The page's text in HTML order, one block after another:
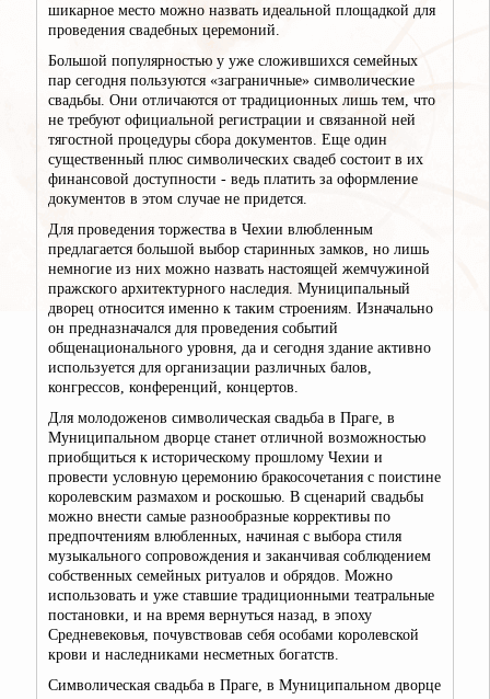
шикарное место можно назвать идеальной площадкой для
проведения свадебных церемоний.
Большой популярностью у уже сложившихся семейных
пар сегодня пользуются «заграничные» символические
свадьбы. Они отличаются от традиционных лишь тем, что
не требуют официальной регистрации и связанной ней
тягостной процедуры сбора документов. Еще один
существенный плюс символических свадеб состоит в их
финансовой доступности - ведь платить за оформление
документов в этом случае не придется.
Для проведения торжества в Чехии влюбленным
предлагается большой выбор старинных замков, но лишь
немногие из них можно назвать настоящей жемчужиной
пражского архитектурного наследия. Муниципальный
дворец относится именно к таким строениям. Изначально
он предназначался для проведения событий
общенационального уровня, да и сегодня здание активно
используется для организации различных балов,
конгрессов, конференций, концертов.
Для молодоженов символическая свадьба в Праге, в
Муниципальном дворце станет отличной возможностью
приобщиться к историческому прошлому Чехии и
провести условную церемонию бракосочетания с поистине
королевским размахом и роскошью. В сценарий свадьбы
можно внести самые разнообразные коррективы по
предпочтениям влюбленных, начиная с выбора стиля
музыкального сопровождения и заканчивая соблюдением
собственных семейных ритуалов и обрядов. Можно
использовать и уже ставшие традиционными театральные
постановки, и на время вернуться назад, в эпоху
Средневековья, почувствовав себя особами королевской
крови и наследниками несметных богатств.
Символическая свадьба в Праге, в Муниципальном дворце